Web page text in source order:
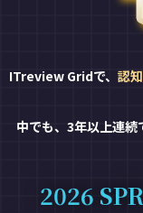
ITreview Gridで、 認
中でも、3年以上連
2026